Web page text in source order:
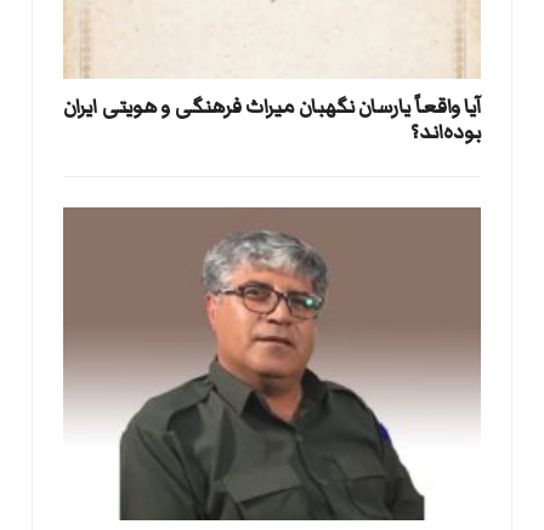
آیا واقعاً یارسان نگهبان میراث فرهنگی و هویتی ایران
بوده‌اند؟